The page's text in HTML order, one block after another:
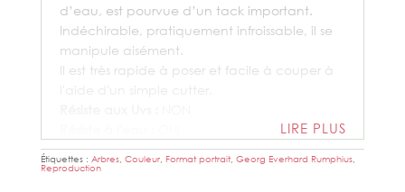
d’eau, est pourvue d’un tack important.
Indéchirable, pratiquement infroissable, il se
manipule aisément.
Il est très rapide à poser et facile à couper à
Résiste aux Salissures :OUI
LIRE PLUS
Étiquettes : Arbres, Couleur, Format portrait, Georg Everhard Rumphius,
Reproduction